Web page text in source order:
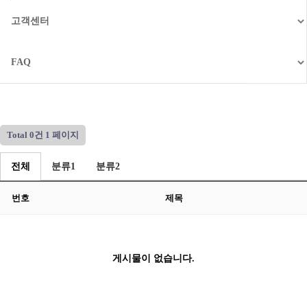
Total 0건 1 페이지
전체 분류1 분류2
번호 제목
게시물이 없습니다.